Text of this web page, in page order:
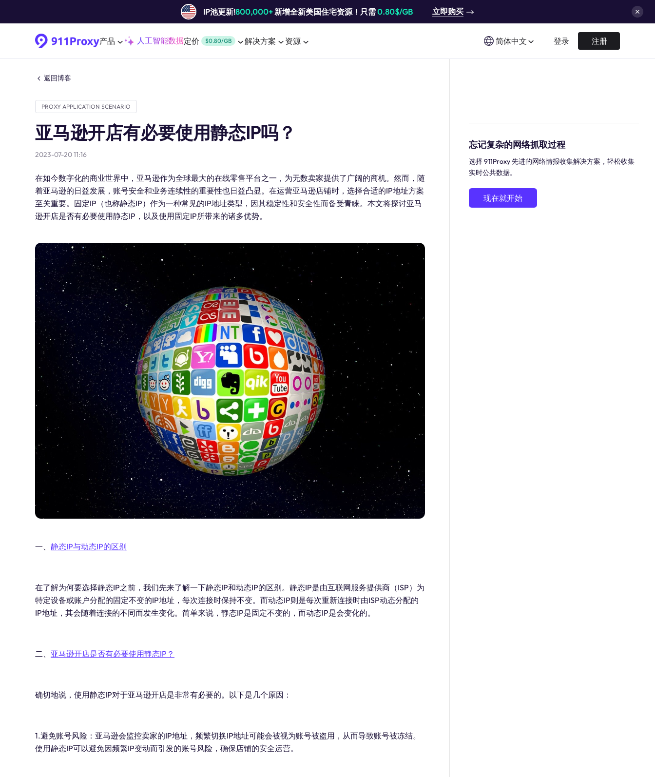
IP池更新!800,000+新增全新美国住宅资源！只需0.80$/GB 立即购买
产品 人工智能数据定价 $0.80/GB 解决方案 资源 简体中文 登录 注册
返回博客
PROXY APPLICATION SCENARIO
亚马逊开店有必要使用静态IP吗？
2023-07-20 11:16
在如今数字化的商业世界中，亚马逊作为全球最大的在线零售平台之一，为无数卖家提供了广阔的商机。然而，随
着亚马逊的日益发展，账号安全和业务连续性的重要性也日益凸显。在运营亚马逊店铺时，选择合适的IP地址方案
至关重要。固定IP（也称静态IP）作为一种常见的IP地址类型，因其稳定性和安全性而备受青睐。本文将探讨亚马
逊开店是否有必要使用静态IP，以及使用固定IP所带来的诸多优势。
一、 静态IP与动态IP的区别
在了解为何要选择静态IP之前，我们先来了解一下静态IP和动态IP的区别。静态IP是由互联网服务提供商（ISP）为
特定设备或账户分配的固定不变的IP地址，每次连接时保持不变。而动态IP则是每次重新连接时由ISP动态分配的
IP地址，其会随着连接的不同而发生变化。简单来说，静态IP是固定不变的，而动态IP是会变化的。
二、 亚马逊开店是否有必要使用静态IP？
确切地说，使用静态IP对于亚马逊开店是非常有必要的。以下是几个原因：
1.避免账号风险：亚马逊会监控卖家的IP地址，频繁切换IP地址可能会被视为账号被盗用，从而导致账号被冻结。
使用静态IP可以避免因频繁IP变动而引发的账号风险，确保店铺的安全运营。
忘记复杂的网络抓取过程
选择 911Proxy 先进的网络情报收集解决方案，轻松收集
实时公共数据。
现在就开始